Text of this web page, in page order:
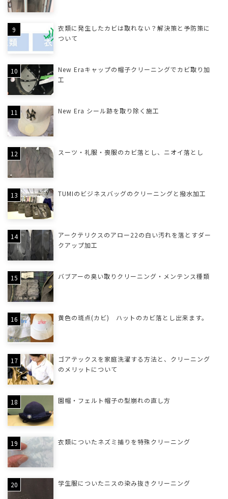
衣類に発生したカビは取れない？解決策と予防策に
ついて
New Eraキャップの帽子クリーニングでカビ取り加
工
New Era シール跡を取り除く施工
スーツ・礼服・喪服のカビ落とし、ニオイ落とし
TUMIのビジネスバッグのクリーニングと撥水加工
アークテリクスのアロー22の白い汚れを落とすダー
クアップ加工
バブアーの臭い取りクリーニング・メンテンス種類
黄色の斑点(カビ) ハットのカビ落とし出来ます。
ゴアテックスを家庭洗濯する方法と、クリーニング
のメリットについて
園帽・フェルト帽子の型崩れの直し方
衣類についたネズミ捕りを特殊クリーニング
学生服についたニスの染み抜きクリーニング